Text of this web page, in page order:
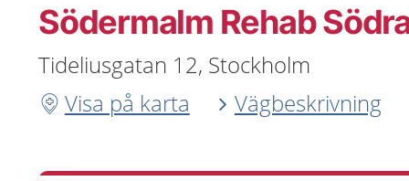
Södermalm Rehab
Tideliusgatan 12, Stockholm
Visa på karta
Vägbeskrivning